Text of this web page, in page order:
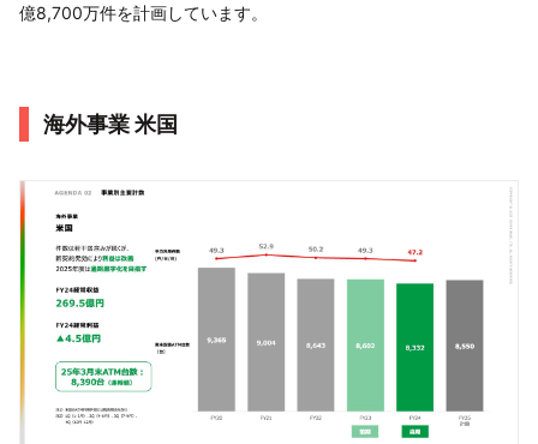
億8,700万件を計画しています。
海外事業 米国